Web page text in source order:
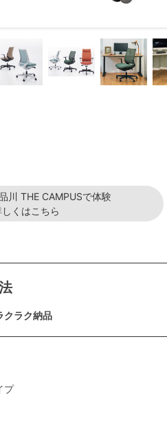
川 THE CAMPUSで体験
くはこちら
ラク納品
プ